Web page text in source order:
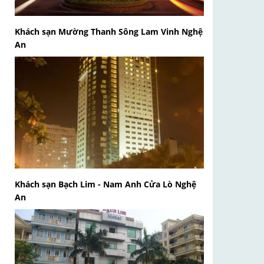
Khách sạn Mường Thanh Sông Lam Vinh Nghệ
An
Khách sạn Bạch Lim - Nam Anh Cửa Lò Nghệ
An